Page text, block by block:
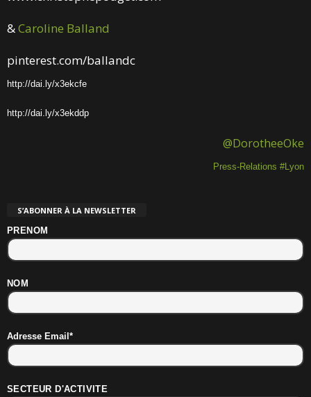
&Caroline Balland
pinterest.com/ballandc
http://dai.ly/x3ekcfe
http://dai.ly/x3ekddp
@DorotheeOke
Press-Relations #Lyon
S’ABONNER À LA NEWSLETTER
PRENOM
NOM
Adresse Email*
SECTEUR D'ACTIVITE